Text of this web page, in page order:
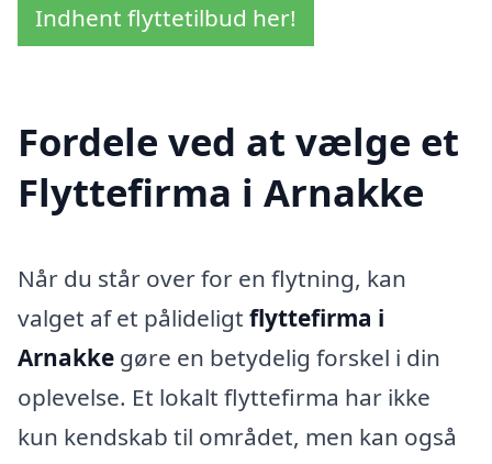
Indhent flyttetilbud her!
Fordele ved at vælge et
Flyttefirma i Arnakke
Når du står over for en flytning, kan
valget af et pålideligt flyttefirma i
Arnakke gøre en betydelig forskel i din
oplevelse. Et lokalt flyttefirma har ikke
kun kendskab til området, men kan også